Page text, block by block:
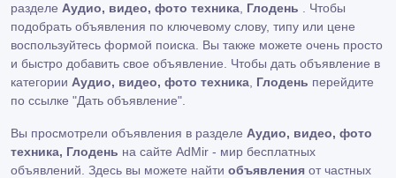
разделе Аудио, видео, фото техника Глодень . Чтобы
подобрать объявления по ключевому слову, типу или цене
воспользуйтесь формой поиска. Вы также можете очень просто
и быстро добавить свое объявление. Чтобы дать объявление в
категории Аудио, видео, фото техника Глодень перейдите
по ссылке "Дать объявление"
Вы просмотрели объявления в разделе Аудио, видео, фото
техника, Глодень на сайте AdMir - мир бесплатных
объявлений. Здесь вы можете найти объявления от частных